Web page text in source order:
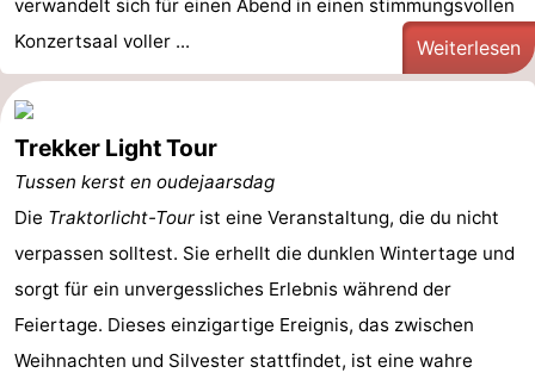
verwandelt sich für einen Abend in einen stimmungsvollen
Konzertsaal voller ...
Weiterlesen
Trekker Light Tour
Tussen kerst en oudejaarsdag
Die Traktorlicht-Tour ist eine Veranstaltung, die du nicht
verpassen solltest. Sie erhellt die dunklen Wintertage und
sorgt für ein unvergessliches Erlebnis während der
Feiertage. Dieses einzigartige Ereignis, das zwischen
Weihnachten und Silvester stattfindet, ist eine wahre